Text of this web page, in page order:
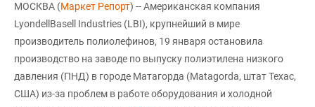
МОСКВА (Маркет Репорт) -- Американская компания
LyondellBasell Industries (LBI), крупнейший в мире
производитель полиолефинов, 19 января остановила
производство на заводе по выпуску полиэтилена низкого
давления (ПНД) в городе Матагорда (Matagorda, штат Техас,
США) из-за проблем в работе оборудования и холодной